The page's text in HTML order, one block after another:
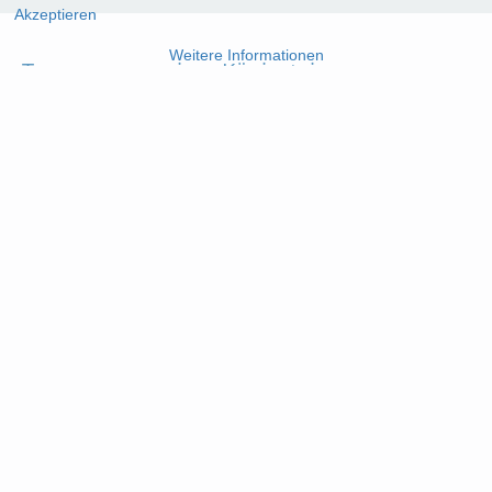
Taunusgymnasium Königstein
Akzeptieren
Weitere Informationen